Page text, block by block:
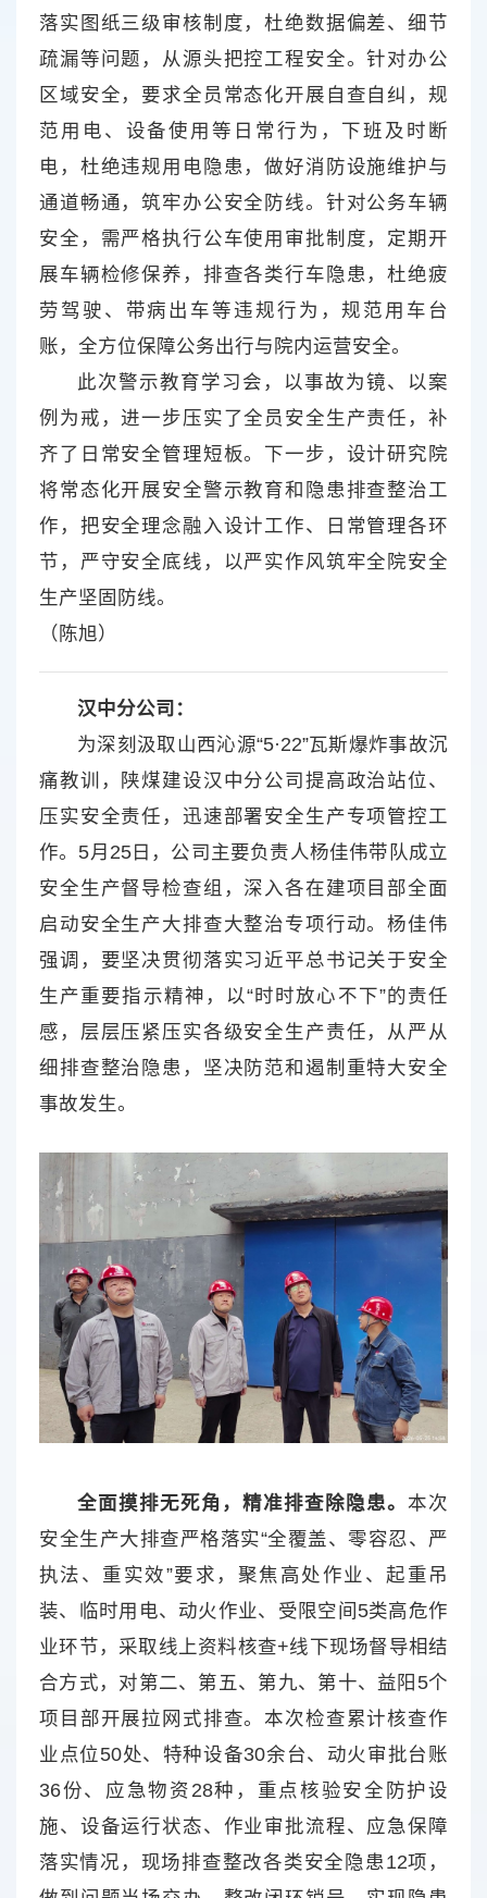
落实图纸三级审核制度，杜绝数据偏差、细节
疏漏等问题，从源头把控工程安全。针对办公
区域安全，要求全员常态化开展自查自纠，规
范用电、设备使用等日常行为，下班及时断
电，杜绝违规用电隐患，做好消防设施维护与
通道畅通，筑牢办公安全防线。针对公务车辆
安全，需严格执行公车使用审批制度，定期开
展车辆检修保养，排查各类行车隐患，杜绝疲
劳驾驶、带病出车等违规行为，规范用车台
账，全方位保障公务出行与院内运营安全。
此次警示教育学习会，以事故为镜、以案
例为戒，进一步压实了全员安全生产责任，补
齐了日常安全管理短板。下一步，设计研究院
将常态化开展安全警示教育和隐患排查整治工
作，把安全理念融入设计工作、日常管理各环
节，严守安全底线，以严实作风筑牢全院安全
生产坚固防线。
（陈旭）
汉中分公司：
为深刻汲取山西沁源“5·22”瓦斯爆炸事故沉
痛教训，陕煤建设汉中分公司提高政治站位、
压实安全责任，迅速部署安全生产专项管控工
作。5月25日，公司主要负责人杨佳伟带队成立
安全生产督导检查组，深入各在建项目部全面
启动安全生产大排查大整治专项行动。杨佳伟
强调，要坚决贯彻落实习近平总书记关于安全
生产重要指示精神，以“时时放心不下”的责任
感，层层压紧压实各级安全生产责任，从严从
细排查整治隐患，坚决防范和遏制重特大安全
事故发生。
全面摸排无死角，精准排查除隐患。 本次
安全生产大排查严格落实“全覆盖、零容忍、严
执法、重实效”要求，聚焦高处作业、起重吊
装、临时用电、动火作业、受限空间5类高危作
业环节，采取线上资料核查+线下现场督导相结
合方式，对第二、第五、第九、第十、益阳5个
项目部开展拉网式排查。本次检查累计核查作
业点位50处、特种设备30余台、动火审批台账
36份、应急物资28种，重点核验安全防护设
施、设备运行状态、作业审批流程、应急保障
落实情况，现场排查整改各类安全隐患12项，